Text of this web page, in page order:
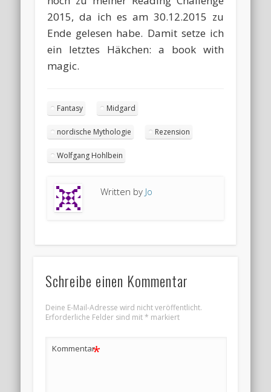
2015, da ich es am 30.12.2015 zu
Ende gelesen habe. Damit setze ich
ein letztes Häkchen: a book with
magic.
Fantasy Midgard
nordische Mythologie Rezension
Wolfgang Hohlbein
Written by Jo
Schreibe einen Kommentar
Deine E-Mail-Adresse wird nicht veröffentlicht.
Erforderliche Felder sind mit* markiert
Kommentar*